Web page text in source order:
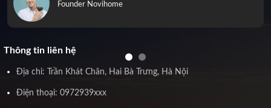
Founder Novihome
Thông tin liên hệ
Địa chỉ: Trần Khát Chân, Hai Bà Trưng, Hà Nội
Điện thoại: 0972939xxx